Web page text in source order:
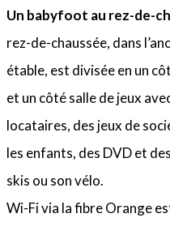
Un babyfoot au rez-de-
rez-de-chaussée, dans
étable, est divisée en un
et un côté salle de jeux
locataires, des jeux de
les enfants, des DVD et
skis ou son vélo.
Wi-Fi via la fibre Orange